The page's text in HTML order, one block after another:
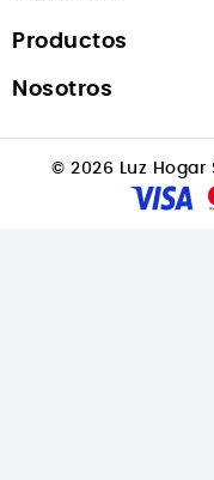
Productos
Nosotros
© 2026 Luz